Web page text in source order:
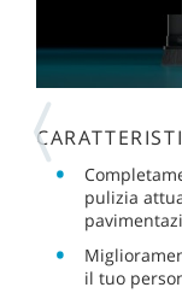
pulizia
il tuo